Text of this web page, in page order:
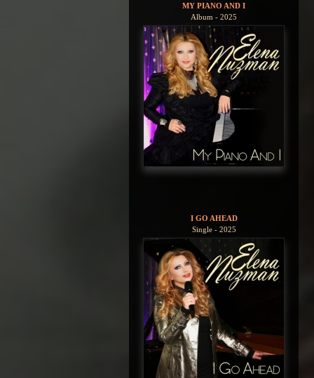
MY PIANO AND I
Album - 2025
I GO AHEAD
Single - 2025